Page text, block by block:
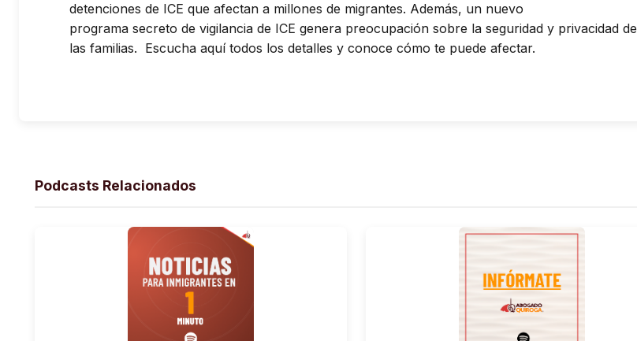
detenciones de ICE que afectan a millones de migrantes. Además, un nuevo
programa secreto de vigilancia de ICE genera preocupación sobre la seguridad y privacidad de
las familias. Escucha aquí todos los detalles y conoce cómo te puede afectar.
Podcasts Relacionados